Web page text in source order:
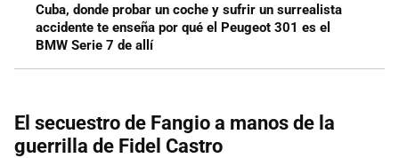
Cuba, donde probar un coche y sufrir un surrealista
accidente te enseña por qué el Peugeot 301 es el
BMW Serie 7 de allí
El secuestro de Fangio a manos de la
guerrilla de Fidel Castro